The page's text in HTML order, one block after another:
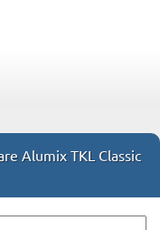
Alumix TKL Classic